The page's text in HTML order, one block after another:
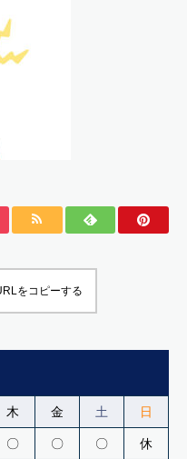
をコピーする
木 金 土 日
〇 〇 〇 休